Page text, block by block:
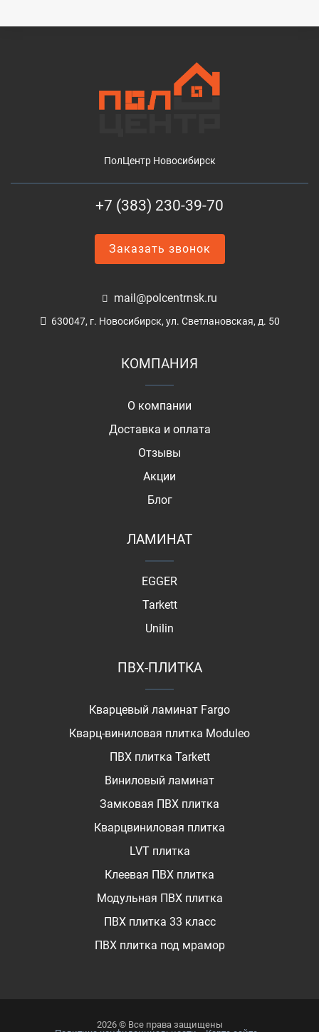
ПолЦентр Новосибирск
+7 (383) 230-39-70
Заказать звонок
mail@polcentrnsk.ru
630047, г. Новосибирск, ул. Светлановская, д. 50
КОМПАНИЯ
О компании
Доставка и оплата
Отзывы
Акции
Блог
ЛАМИНАТ
EGGER
Tarkett
Unilin
ПВХ-ПЛИТКА
Кварцевый ламинат Fargo
Кварц-виниловая плитка Moduleo
ПВХ плитка Tarkett
Виниловый ламинат
Замковая ПВХ плитка
Кварцвиниловая плитка
LVT плитка
Клеевая ПВХ плитка
Модульная ПВХ плитка
ПВХ плитка 33 класс
ПВХ плитка под мрамор
2026 © Все права защищены